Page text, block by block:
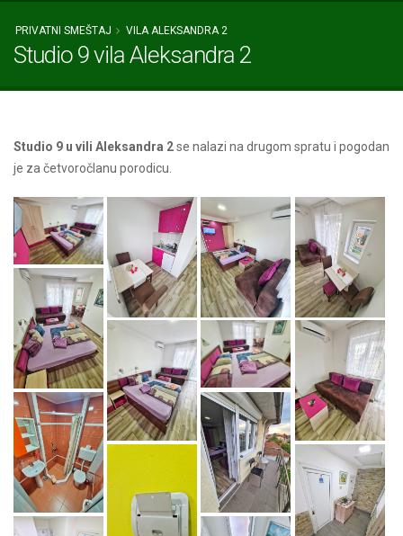
PRIVATNI SMEŠTAJ VILA ALEKSANDRA 2
Studio 9 vila Aleksandra 2
Studio 9 u vili Aleksandra 2se nalazi na drugom spratu i pogodan
je za četvoročlanu porodicu.